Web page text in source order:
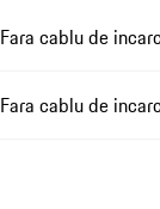
Fara cablu de
Fara cablu de